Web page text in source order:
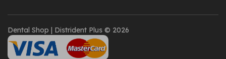
Dental Shop | Distrident Plus © 2026